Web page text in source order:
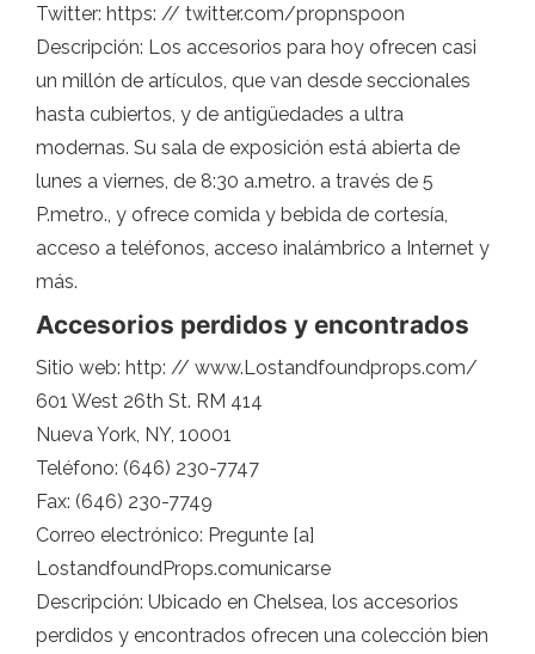
Twitter: https: // twitter.com/propnspoon
Descripción: Los accesorios para hoy ofrecen casi
un millón de artículos, que van desde seccionales
hasta cubiertos, y de antigüedades a ultra
modernas. Su sala de exposición está abierta de
lunes a viernes, de 8:30 a.metro. a través de 5
P.metro., y ofrece comida y bebida de cortesía,
acceso a teléfonos, acceso inalámbrico a Internet y
más.
Accesorios perdidos y encontrados
Sitio web: http: // www.Lostandfoundprops.com/
601 West 26th St. RM 414
Nueva York, NY, 10001
Teléfono: (646) 230-7747
Fax: (646) 230-7749
Correo electrónico: Pregunte [a]
LostandfoundProps.comunicarse
Descripción: Ubicado en Chelsea, los accesorios
perdidos y encontrados ofrecen una colección bien